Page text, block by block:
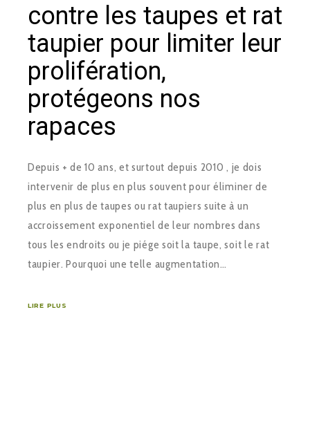
contre les taupes et rat
taupier pour limiter leur
prolifération,
protégeons nos
rapaces
Depuis + de 10 ans, et surtout depuis 2010 , je dois
intervenir de plus en plus souvent pour éliminer de
plus en plus de taupes ou rat taupiers suite à un
accroissement exponentiel de leur nombres dans
tous les endroits ou je piége soit la taupe, soit le rat
taupier. Pourquoi une telle augmentation…
LIRE PLUS